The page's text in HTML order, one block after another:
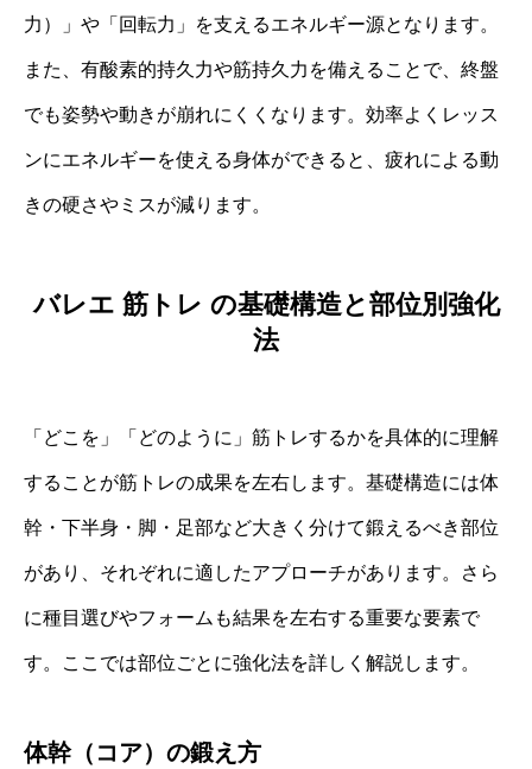
力）」や「回転力」を支えるエネルギー源となります。
また、有酸素的持久力や筋持久力を備えることで、終盤
でも姿勢や動きが崩れにくくなります。効率よくレッス
ンにエネルギーを使える身体ができると、疲れによる動
きの硬さやミスが減ります。
バレエ 筋トレ の基礎構造と部位別強化
法
「どこを」「どのように」筋トレするかを具体的に理解
することが筋トレの成果を左右します。基礎構造には体
幹・下半身・脚・足部など大きく分けて鍛えるべき部位
があり、それぞれに適したアプローチがあります。さら
に種目選びやフォームも結果を左右する重要な要素で
す。ここでは部位ごとに強化法を詳しく解説します。
体幹（コア）の鍛え方